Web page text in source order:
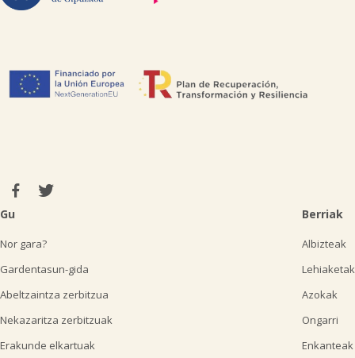
Gu
Nor gara?
Gardentasun-gida
Abeltzaintza zerbitzua
Nekazaritza zerbitzuak
Erakunde elkartuak
Berriak
Albizteak
Lehiaketak
Azokak
Ongarri
Enkanteak